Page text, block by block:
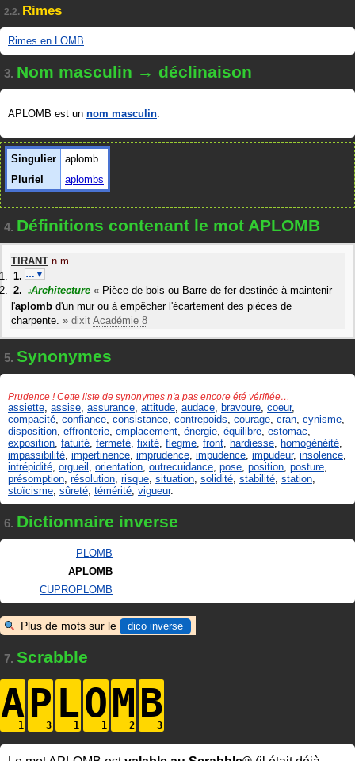
2.2. Rimes
Rimes en LOMB
3. Nom masculin → déclinaison
APLOMB est un nom masculin.
Singulier
aplomb
Pluriel
aplombs
4. Définitions contenant le mot APLOMB
TIRANT n.m.
…▼
#Architecture « Pièce de bois ou Barre de fer destinée à maintenir
l'aplomb d'un mur ou à empêcher l'écartement des pièces de
charpente. » dixit Académie 8
5. Synonymes
Prudence ! Cette liste de synonymes n'a pas encore été vérifiée…
assiette assise assurance attitude audace bravoure coeur,
compacité confiance consistance contrepoids courage cran cynisme
disposition effronterie emplacement énergie équilibre estomac
exposition fatuité fermeté fixité flegme front hardiesse homogénéité
impassibilité impertinence imprudence impudence impudeur, insolence
intrépidité orgueil orientation outrecuidance pose position posture
présomption résolution risque situation solidité stabilité station
stoïcisme sûreté témérité vigueur.
6. Dictionnaire inverse
PLOMB
APLOMB
CUPROPLOMB
Plus de mots sur le dico inverse
7. Scrabble
AP LOMB